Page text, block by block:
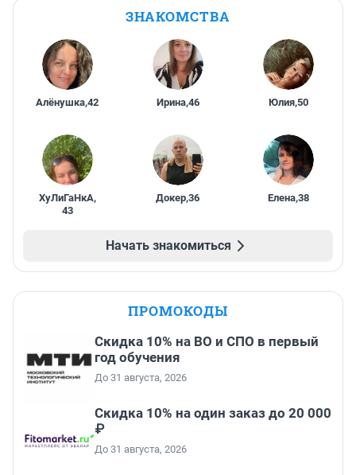
ЗНАКОМСТВА
Алёнушка,42 Ирина,46 Юлия,50
ХуЛиГаНкА,
43
Докер,36 Елена,38
Начать знакомиться
ПРОМОКОДЫ
Скидка 10% на ВО и СПО в первый
год обучения
До 31 августа, 2026
Скидка 10% на один заказ до 20 000
₽
До 31 августа, 2026